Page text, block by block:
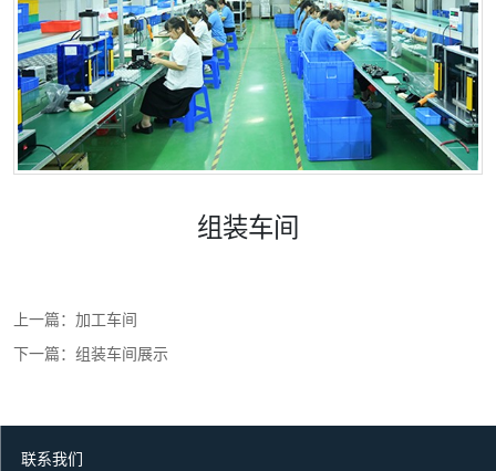
组装车间
上一篇： 加工车间
下一篇： 组装车间展示
联系我们